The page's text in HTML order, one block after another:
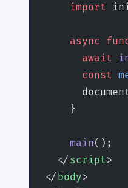
    import
    async
      await
      const
    }
    main
();
  </
script>
</ body>